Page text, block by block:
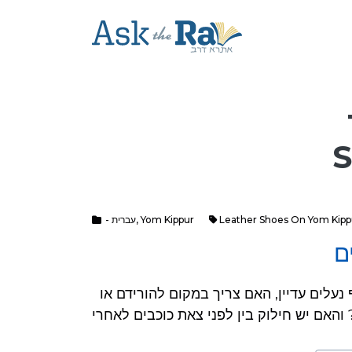
- עברית,Yom Kippur Leather Shoes On Yom